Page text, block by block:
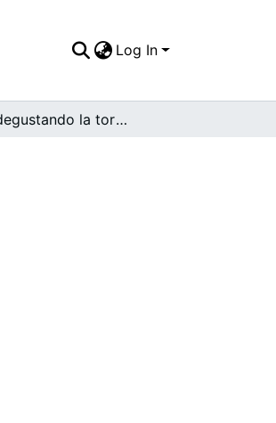
Log In
Niñas degustando la torta de celebración